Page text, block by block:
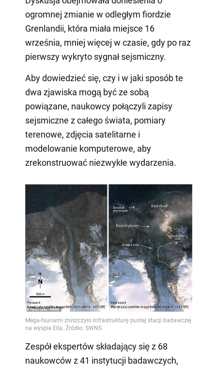
ogromnej zmianie w odległym fiordzie
Grenlandii, która miała miejsce 16
września, mniej więcej w czasie, gdy po raz
pierwszy wykryto sygnał sejsmiczny.
Aby dowiedzieć się, czy i w jaki sposób te
dwa zjawiska mogą być ze sobą
powiązane, naukowcy połączyli zapisy
sejsmiczne z całego świata, pomiary
terenowe, zdjęcia satelitarne i
modelowanie komputerowe, aby
zrekonstruować niezwykłe wydarzenia.
Zespół ekspertów składający się z 68
naukowców z 41 instytucji badawczych,